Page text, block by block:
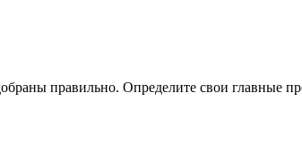
правильно. Определите свои главные